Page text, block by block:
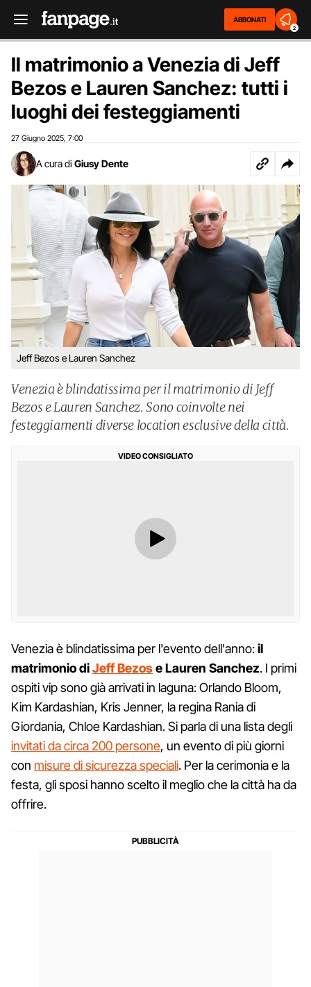
ABBONATI
2
Il matrimonio a Venezia di Jeff
Bezos e Lauren Sanchez: tutti i
luoghi dei festeggiamenti
27 Giugno 2025 7:00
A cura di Giusy Dente
Jeff Bezos e Lauren Sanchez
Venezia è blindatissima per il matrimonio di Jeff
Bezos e Lauren Sanchez. Sono coinvolte nei
festeggiamenti diverse location esclusive della città.
VIDEO CONSIGLIATO
Venezia è blindatissima per l'evento dell'anno:il
matrimonio diJeff Bezose Lauren Sanchez. I primi
ospiti vip sono già arrivati in laguna: Orlando Bloom,
Kim Kardashian, Kris Jenner, la regina Rania di
Giordania, Chloe Kardashian. Si parla di una lista degli
invitati da circa 200 persone, un evento di più giorni
con misure di sicurezza speciali. Per la cerimonia e la
festa, gli sposi hanno scelto il meglio che la città ha da
offrire.